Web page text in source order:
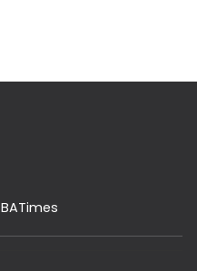
BATimes